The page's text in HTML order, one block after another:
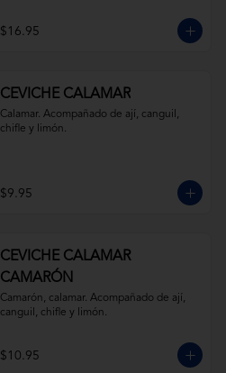
$16.95
CEVICHE CALAMAR
Calamar. Acompañado de ají, canguil,
chifle y limón.
$9.95
CEVICHE CALAMAR
CAMARÓN
Camarón, calamar. Acompañado de ají,
canguil, chifle y limón.
$10.95